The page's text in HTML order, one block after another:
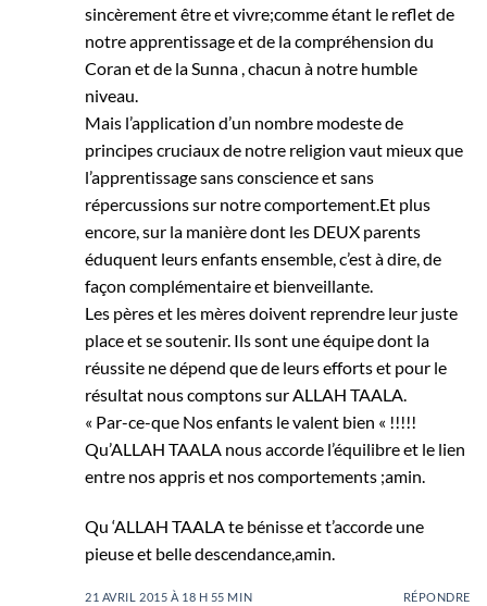
sincèrement être et vivre;comme étant le reflet de
notre apprentissage et de la compréhension du
Coran et de la Sunna , chacun à notre humble
niveau.
Mais l’application d’un nombre modeste de
principes cruciaux de notre religion vaut mieux que
l’apprentissage sans conscience et sans
répercussions sur notre comportement.Et plus
encore, sur la manière dont les DEUX parents
éduquent leurs enfants ensemble, c’est à dire, de
façon complémentaire et bienveillante.
Les pères et les mères doivent reprendre leur juste
place et se soutenir. Ils sont une équipe dont la
réussite ne dépend que de leurs efforts et pour le
résultat nous comptons sur ALLAH TAALA.
« Par-ce-que Nos enfants le valent bien « !!!!!
Qu’ALLAH TAALA nous accorde l’équilibre et le lien
entre nos appris et nos comportements ;amin.
Qu ‘ALLAH TAALA te bénisse et t’accorde une
pieuse et belle descendance,amin.
21 AVRIL 2015 À 18 H 55 MIN RÉPONDRE